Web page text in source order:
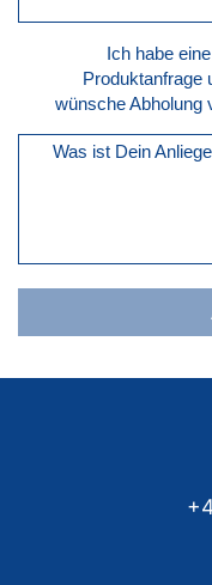
Ich habe eine
Produktanfrage
wünsche Abholung
Was ist Dein